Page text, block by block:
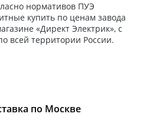
нормативов ПУЭ
купить по ценам завода
«Директ Электрик», с
всей территории России.
по Москве